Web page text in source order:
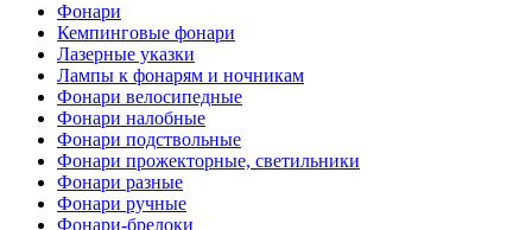
Фонари
Кемпинговые фонари
Лазерные указки
Лампы к фонарям и ночникам
Фонари велосипедные
Фонари налобные
Фонари подствольные
Фонари прожекторные, светильники
Фонари разные
Фонари ручные
Фонари-брелоки